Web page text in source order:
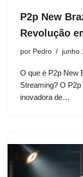
P2p New
Revolução
por Pedro junho
O que é P2p New
Streaming? O
inovadora de…